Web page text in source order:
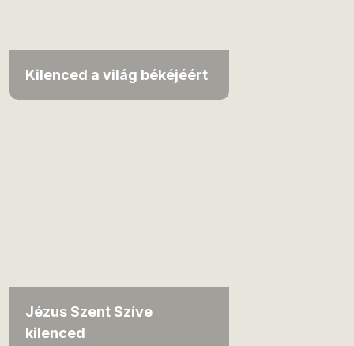
Kilenced a világ békéjéért
Jézus Szent Szíve
kilenced